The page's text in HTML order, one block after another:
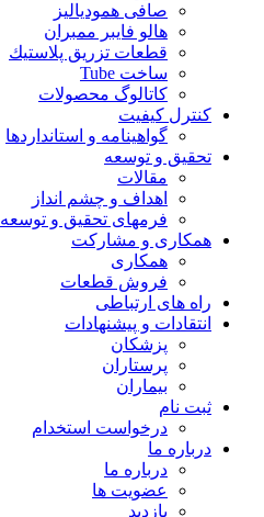
صافی همودیالیز
هالو فایبر ممبران
قطعات تزريق پلاستيك
ساخت Tube
کاتالوگ محصولات
کنترل کیفیت
گواهينامه و استانداردها
تحقيق و توسعه
مقالات
اهداف و چشم انداز
فرمهای تحقیق و توسعه
همکاری و مشارکت
همکاری
فروش قطعات
راه های ارتباطی
انتقادات و پيشنهادات
پزشكان
پرستاران
بيماران
ثبت نام
درخواست استخدام
درباره ما
درباره ما
عضویت ها
بازدید